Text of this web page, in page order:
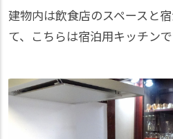
建物内は飲食店のスペースと
て、こちらは宿泊用キッチンで